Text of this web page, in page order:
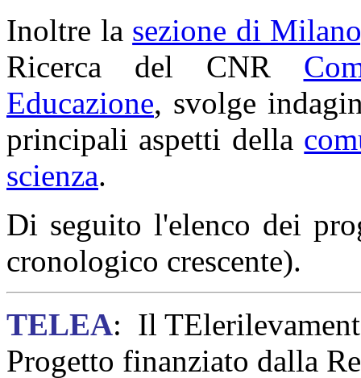
Inoltre la sezione di
Ricerca del CNR
Educazione, svolge
principali aspetti della
scienza.
Di seguito l'elenco dei
cronologico crescente).
TELEA: Il
Progetto finanziato dalla